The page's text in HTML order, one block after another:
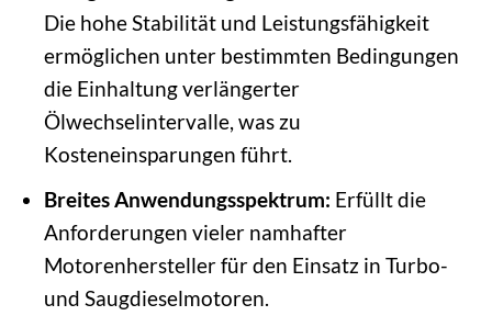
Die hohe Stabilität und Leistungsfähigkeit
ermöglichen unter bestimmten Bedingungen
die Einhaltung verlängerter
Ölwechselintervalle, was zu
Kosteneinsparungen führt.
Breites Anwendungsspektrum: Erfüllt die
Anforderungen vieler namhafter
Motorenhersteller für den Einsatz in Turbo-
und Saugdieselmotoren.